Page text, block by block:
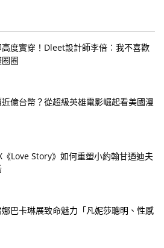
度實穿！Dleet設計師李倍︰我不喜歡
圈
億台幣？從超級英雄電影崛起看美國漫
《Love Story》如何重塑小約翰甘迺迪夫
娜巴卡琳展致命魅力「凡妮莎聰明、性感